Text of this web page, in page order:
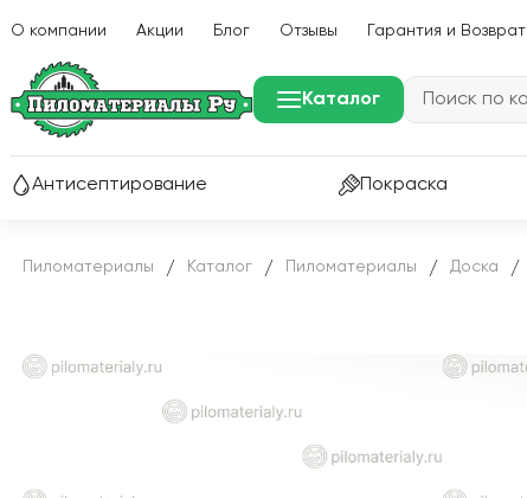
О компании Акции Блог Отзывы Гарантия и Возврат
Каталог
Антисептирование Покраска
Пиломатериалы / Каталог / Пиломатериалы / Доска /